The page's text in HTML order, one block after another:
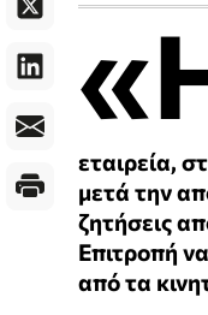
εταιρεία,
μετά την
ζητήσεις
Επιτροπή
από τα